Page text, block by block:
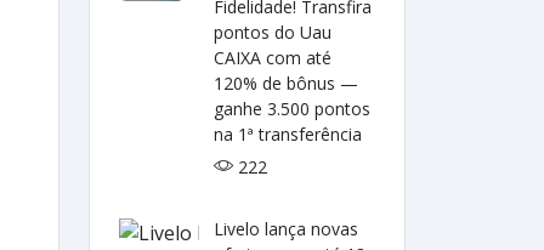
Fidelidade! Transfira
pontos do Uau
CAIXA com até
120% de bônus —
ganhe 3.500 pontos
na 1ª transferência
222
Livelo lança novas